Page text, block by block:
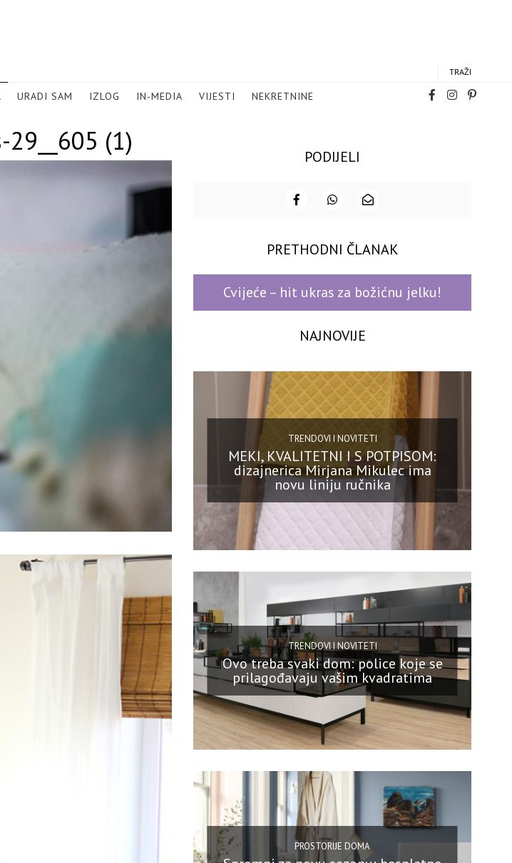
TRAŽI
URADI SAM IZLOG IN-MEDIA VIJESTI NEKRETNINE
(1) PODIJELI
PRETHODNI ČLANAK
Cvijeće – hit ukras za božićnu jelku!
NAJNOVIJE
TRENDOVI I NOVITETI
MEKI, KVALITETNI I S POTPISOM:
dizajnerica Mirjana Mikulec ima
novu liniju ručnika
TRENDOVI I NOVITETI
Ovo treba svaki dom: police koje se
prilagođavaju vašim kvadratima
PROSTORIJE DOMA